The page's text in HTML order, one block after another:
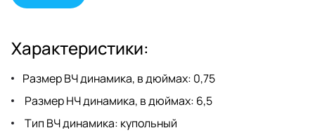
Характеристики:
Размер ВЧ динамика, в дюймах: 0,75
Размер НЧ динамика, в дюймах: 6,5
Тип ВЧ динамика: купольный